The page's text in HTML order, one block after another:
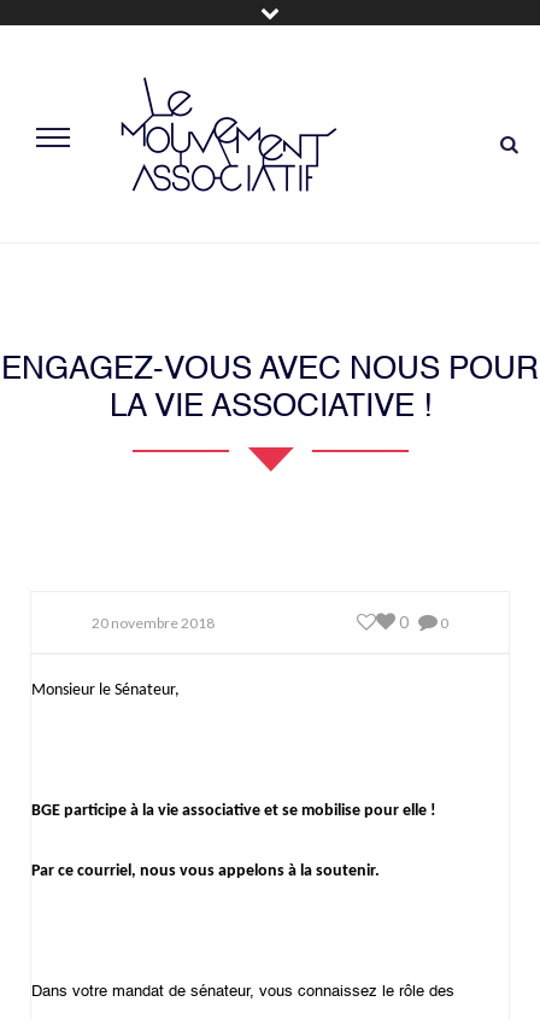
ENGAGEZ-VOUS AVEC NOUS POUR
LA VIE ASSOCIATIVE !
20 novembre 2018 0
0
Monsieur le Sénateur,
BGE participe à la vie associative et se mobilise pour elle !
Par ce courriel, nous vous appelons à la soutenir.
Dans votre mandat de sénateur, vous connaissez le rôle des